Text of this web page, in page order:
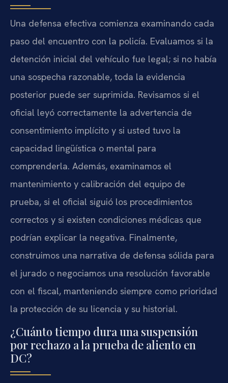
Una defensa efectiva comienza examinando cada
paso del encuentro con la policía. Evaluamos si la
detención inicial del vehículo fue legal; si no había
una sospecha razonable, toda la evidencia
posterior puede ser suprimida. Revisamos si el
oficial leyó correctamente la advertencia de
consentimiento implícito y si usted tuvo la
capacidad lingüística o mental para
comprenderla. Además, examinamos el
mantenimiento y calibración del equipo de
prueba, si el oficial siguió los procedimientos
correctos y si existen condiciones médicas que
podrían explicar la negativa. Finalmente,
construimos una narrativa de defensa sólida para
el jurado o negociamos una resolución favorable
con el fiscal, manteniendo siempre como prioridad
la protección de su licencia y su historial.
¿Cuánto tiempo dura una suspensión
por rechazo a la prueba de aliento en
DC?